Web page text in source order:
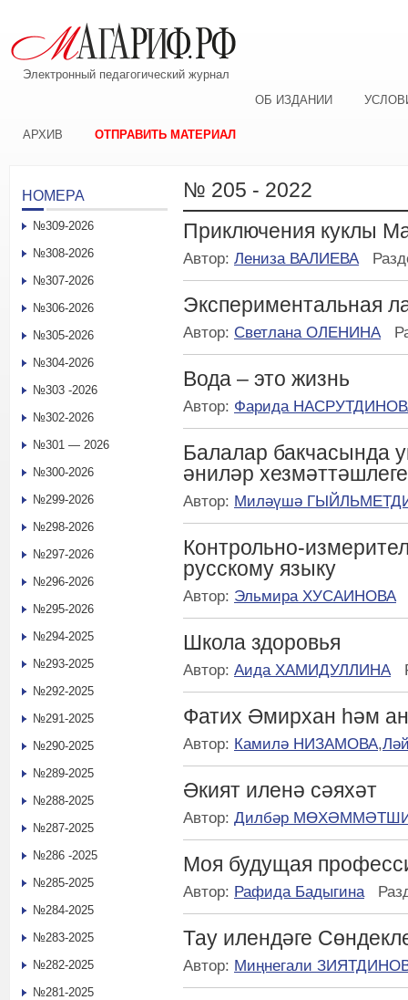
Электронный педагогический журнал
ОБ ИЗДАНИИ
АРХИВ ОТПРАВИТЬ МАТЕРИАЛ
№ 205 - 2022
Приключения куклы
Автор: Лениза ВАЛИЕВА
Экспериментальная
Автор: Светлана ОЛЕНИНА
Вода – это жизнь
Автор: Фарида
Балалар бакчасында
әниләр хезмәттәшлеге
Автор: Миләүшә
Контрольно-
русскому языку
Автор: Эльмира ХУСАИНОВА
Школа здоровья
Автор: Аида ХАМИДУЛЛИНА
Фатих Әмирхан һәм
Автор: Камилә НИЗАМОВА,
Әкият иленә сәяхәт
Автор: Дилбәр
Моя будущая
Автор: Рафида Бадыгина
Тау илендәге
Автор: Миңнегали
НОМЕРА
№309-2026
№308-2026
№307-2026
№306-2026
№305-2026
№304-2026
№303 -2026
№302-2026
№301 — 2026
№300-2026
№299-2026
№298-2026
№297-2026
№296-2026
№295-2026
№294-2025
№293-2025
№292-2025
№291-2025
№290-2025
№289-2025
№288-2025
№287-2025
№286 -2025
№285-2025
№284-2025
№283-2025
№282-2025
№281-2025